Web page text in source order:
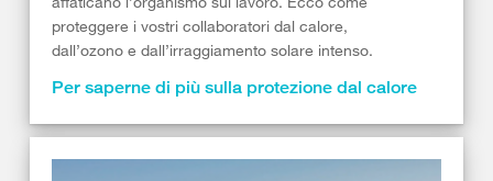
proteggere i vostri collaboratori dal calore,
dall’ozono e dall’irraggiamento solare intenso.
Per saperne di più sulla protezione dal calore